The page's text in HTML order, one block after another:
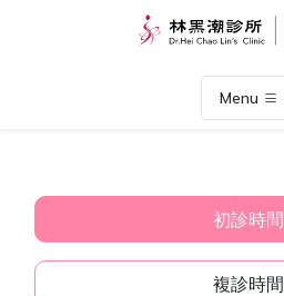
Menu
初診時間
複診時間